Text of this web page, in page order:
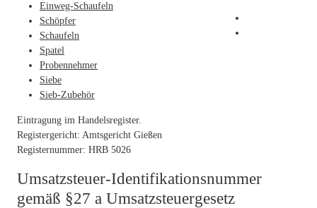
Einweg-Schaufeln
Schöpfer
Schaufeln
Spatel
Probennehmer
Siebe
Sieb-Zubehör
Herrn Alexander Klohk
Telefon: (06631) 9111-0
Fax: (06631) 9111-22
Email:Diese E-Mail-Adresse ist vor Spambots geschützt! Zur Anzeige
muss JavaScript eingeschaltet sein.
REGISTEREINTRAG
Eintragung im Handelsregister.
Registergericht: Amtsgericht Gießen
Registernummer: HRB 5026
Umsatzsteuer-Identifikationsnummer
gemäß §27 a Umsatzsteuergesetz